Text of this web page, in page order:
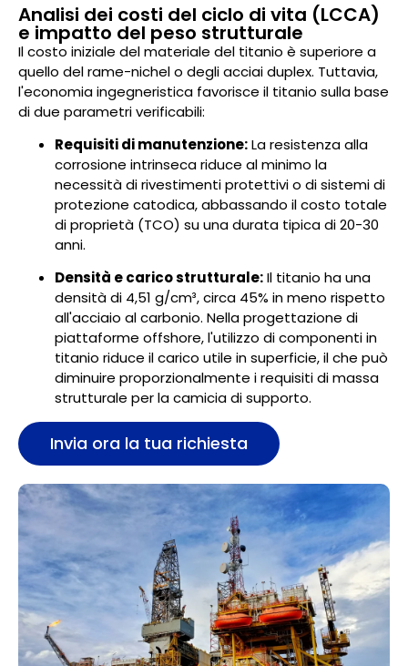
Analisi dei costi del ciclo di vita (LCCA)
e impatto del peso strutturale
Il costo iniziale del materiale del titanio è superiore a
quello del rame-nichel o degli acciai duplex. Tuttavia,
l'economia ingegneristica favorisce il titanio sulla base
di due parametri verificabili:
Requisiti di manutenzione:La resistenza alla
corrosione intrinseca riduce al minimo la
necessità di rivestimenti protettivi o di sistemi di
protezione catodica, abbassando il costo totale
di proprietà (TCO) su una durata tipica di 20-30
anni.
Densità e carico strutturale:Il titanio ha una
densità di 4,51 g/cm³, circa 45% in meno rispetto
all'acciaio al carbonio. Nella progettazione di
piattaforme offshore, l'utilizzo di componenti in
titanio riduce il carico utile in superficie, il che può
diminuire proporzionalmente i requisiti di massa
strutturale per la camicia di supporto.
Invia ora la tua richiesta